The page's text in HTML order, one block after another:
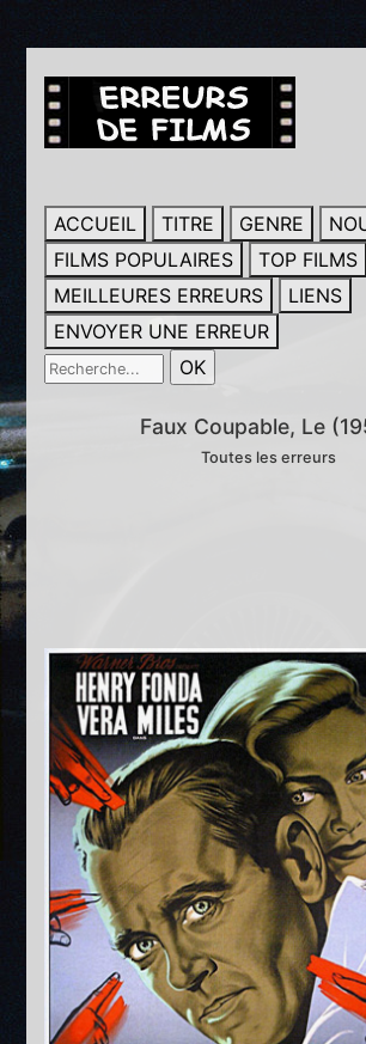
ACCUEIL TITRE GENRE
FILMS POPULAIRES
TOP FILMS
MEILLEURES ERREURS
LIENS
ENVOYER UNE ERREUR
Faux Coupable, Le
Toutes les erreurs